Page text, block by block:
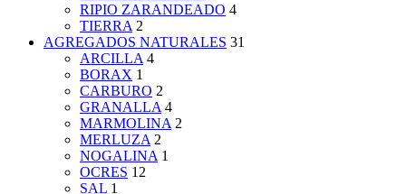
RIPIO ZARANDEADO 4
TIERRA 2
AGREGADOS NATURALES 31
ARCILLA 4
BORAX 1
CARBURO 2
GRANALLA 4
MARMOLINA 2
MERLUZA 2
NOGALINA 1
OCRES 12
SAL 1